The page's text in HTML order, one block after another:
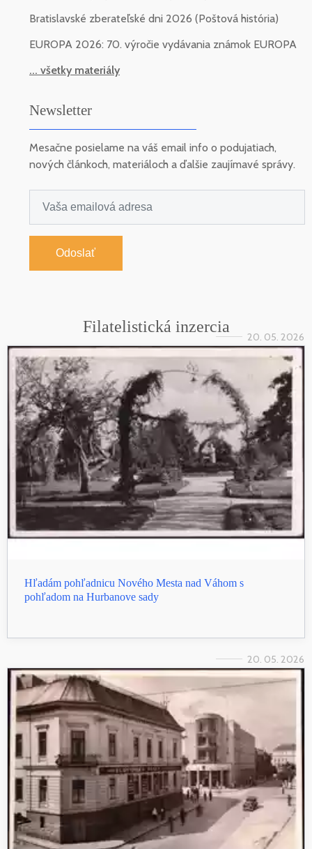
Bratislavské zberateľské dni 2026 (Poštová história)
EUROPA 2026: 70. výročie vydávania známok EUROPA
... všetky materiály
Newsletter
Mesačne posielame na váš email info o podujatiach,
nových článkoch, materiáloch a ďalšie zaujímavé správy.
Odoslať
Filatelistická inzercia
20. 05. 2026
Hľadám pohľadnicu Nového Mesta nad Váhom s
pohľadom na Hurbanove sady
20. 05. 2026